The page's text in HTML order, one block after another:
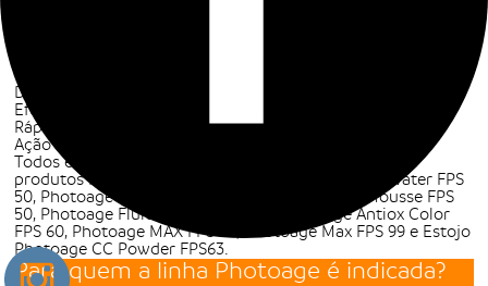
Uniformidade na tonalidade da pele;
Disfarça os poros e imperfeições;
Efeito não oleoso;
Rápida absorção.
Ação antioxidante.
Todos esses benefícios podem ser encontrados nos
produtos Photoage Stick Color FPS 99, Photoage Water FPS
50, Photoage Mineral Fluido FPS 50, Photoage Mousse FPS
50, Photoage Fluido Antiox FPS 60, Photoage Antiox Color
FPS 60, Photoage MAX FPS 99, Photoage Max FPS 99 e Estojo
Photoage CC Powder FPS63.
Para quem a linha Photoage é indicada?